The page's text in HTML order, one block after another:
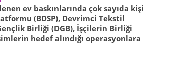
ev baskınlarında çok sayıda kişi
(BDSP), Devrimci Tekstil
Birliği (DGB), İşçilerin Birliği
hedef alındığı operasyonlara